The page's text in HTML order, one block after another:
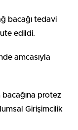
bacağı tedavi
edildi.
amcasıyla
bacağına protez
Girişimcilik